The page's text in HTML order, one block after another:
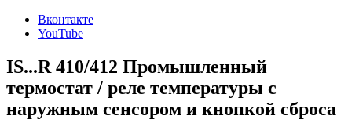
Вконтакте
YouTube
IS...R 410/412 Промышленный
термостат / реле температуры с
наружным сенсором и кнопкой сброса